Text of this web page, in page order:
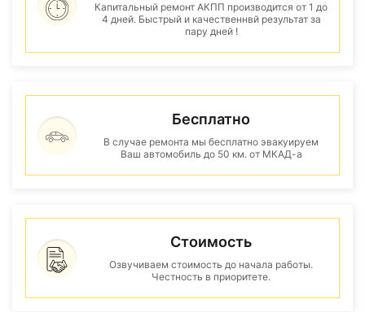
Капитальный ремонт АКПП производится от 1 до
4 дней. Быстрый и качественнвй результат за
пару дней !
Бесплатно
В случае ремонта мы бесплатно эвакуируем
Ваш автомобиль до 50 км. от МКАД-а
Стоимость
Озвучиваем стоимость до начала работы.
Честность в приоритете.